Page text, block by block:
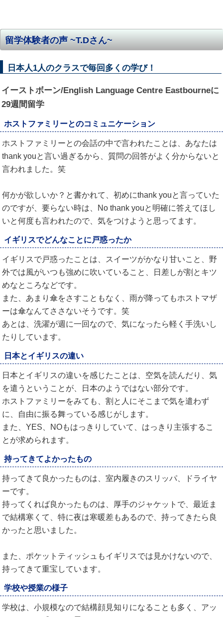
留学体験者の声 ~T.Dさん~
日本人1人のクラスで毎回多くの学び！
イーストボーン/English Language Centre Eastbourneに
29週間留学
ホストファミリーとのコミュニケーション
ホストファミリーとの会話の中で言われたことは、あなたは
thank youと言い過ぎるから、質問の回答がよく分からないと
言われました。笑
何かが欲しいか？と書かれて、初めにthank youと言っていた
のですが、要らない時は、No thank youと明確に答えてほし
いと何度も言われたので、気をつけようと思ってます。
イギリスでどんなことに戸惑ったか
イギリスで戸惑ったことは、スイーツがかなり甘いこと、野
外では風がいつも強めに吹いていること、日差しが割とキツ
めなところなどです。
また、あまり傘をさすこともなく、雨が降ってもホストマザ
ーは傘なんてささないそうです。笑
あとは、洗濯が週に一回なので、気になったら軽く手洗いし
たりしています。
日本とイギリスの違い
日本とイギリスの違いを感じたことは、空気を読んだり、気
を遣うということが、日本のようではない部分です。
ホストファミリーをみても、割と人にそこまで気を遣わず
に、自由に振る舞っている感じがします。
また、YES、NOもはっきりしていて、はっきり主張するこ
とが求められます。
持ってきてよかったもの
持ってきて良かったものは、室内履きのスリッパ、ドライヤ
ーです。
持ってくれば良かったものは、厚手のジャケットで、最近ま
で結構寒くて、特に夜は寒暖差もあるので、持ってきたら良
かったと思いました。
また、ポケットティッシュもイギリスでは見かけないので、
持ってきて重宝しています。
学校や授業の様子
学校は、小規模なので結構顔見知りになることも多く、アッ